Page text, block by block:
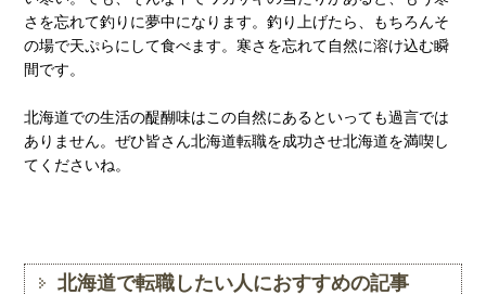
さを忘れて釣りに夢中になります。釣り上げたら、もちろんそ
の場で天ぷらにして食べます。寒さを忘れて自然に溶け込む瞬
間です。
北海道での生活の醍醐味はこの自然にあるといっても過言では
ありません。ぜひ皆さん北海道転職を成功させ北海道を満喫し
てくださいね。
北海道で転職したい人におすすめの記事